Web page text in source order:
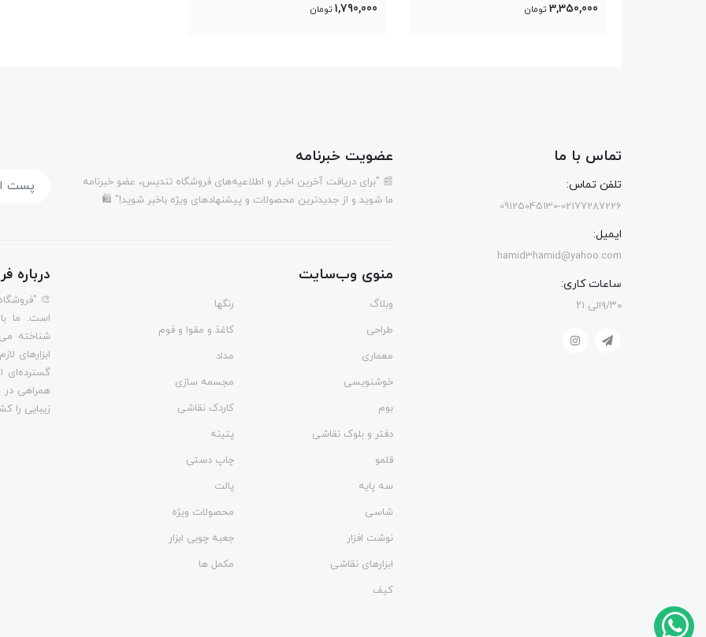
3,350,000 تومان 1,790,000 تومان
تماس با ما
تلفن تماس:
09125045130-02177287226
ایمیل:
hamid3hamid@yahoo.com
ساعات کاری:
۹/۳۰الی ۲۱
عضویت خبرنامه
📰 "برای دریافت آخرین اخبار و اطلاعیه‌های فروشگاه تندیس، عضو خبرنامه
ما شوید و از جدیدترین محصولات و پیشنهادهای ویژه باخبر شوید!" 🛍️
منوی وب‌سایت
وبلاگ
رنگها
طراحی
کاغذ و مقوا و فوم
معماری
مداد
خوشنویسی
مجسمه سازی
بوم
کاردک نقاشی
دفتر و بلوک نقاشی
پتینه
قلمو
چاپ دستی
سه پایه
پالت
شاسی
محصولات ویژه
نوشت افزار
جعبه چوبی ابزار
ابزارهای نقاشی
مکمل ها
کیف
درباره
🎨
است. ما
شناخته
ابزارهای
گسترده‌ای
همراهی در
زیبایی را